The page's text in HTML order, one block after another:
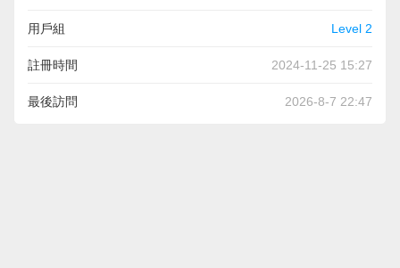
用戶組 Level 2
註冊時間 2024-11-25 15:27
最後訪問 2026-8-7 22:47